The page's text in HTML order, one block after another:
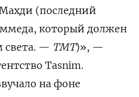
(последний
который должен
света. — ТМТ)», —
Tasnim.
на фоне